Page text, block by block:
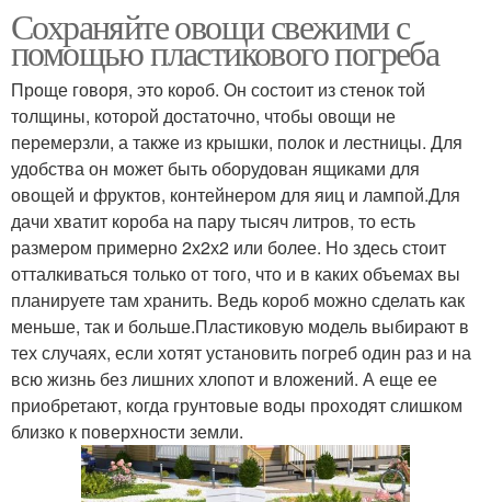
Сохраняйте овощи свежими с
помощью пластикового погреба
Проще говоря, это короб. Он состоит из стенок той
толщины, которой достаточно, чтобы овощи не
перемерзли, а также из крышки, полок и лестницы. Для
удобства он может быть оборудован ящиками для
овощей и фруктов, контейнером для яиц и лампой.Для
дачи хватит короба на пару тысяч литров, то есть
размером примерно 2х2х2 или более. Но здесь стоит
отталкиваться только от того, что и в каких объемах вы
планируете там хранить. Ведь короб можно сделать как
меньше, так и больше.Пластиковую модель выбирают в
тех случаях, если хотят установить погреб один раз и на
всю жизнь без лишних хлопот и вложений. А еще ее
приобретают, когда грунтовые воды проходят слишком
близко к поверхности земли.